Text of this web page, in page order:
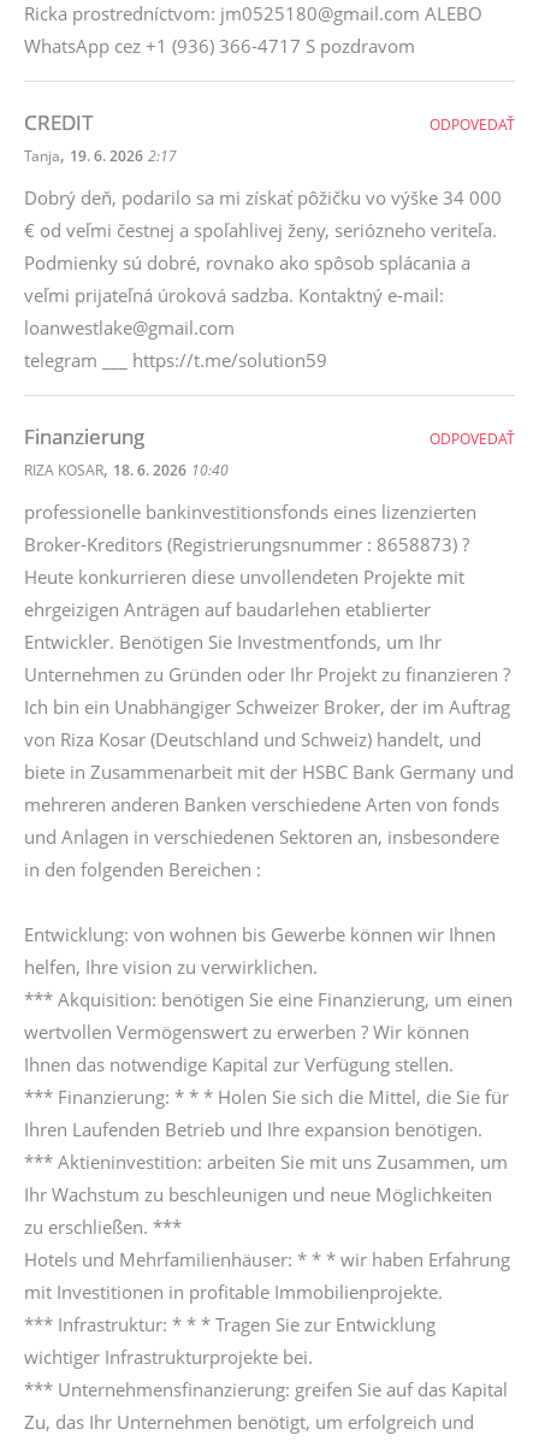
Ricka prostredníctvom: jm0525180@gmail.com ALEBO
WhatsApp cez +1 (936) 366-4717 S pozdravom
CREDIT
Tanja, 19. 6. 2026 2:17
Dobrý deň, podarilo sa mi získať pôžičku vo výške 34 000
€ od veľmi čestnej a spoľahlivej ženy, seriózneho veriteľa.
Podmienky sú dobré, rovnako ako spôsob splácania a
veľmi prijateľná úroková sadzba. Kontaktný e-mail:
loanwestlake@gmail.com
telegram ___ https://t.me/solution59
ODPOVEDAŤ
Finanzierung
RIZA KOSAR, 18. 6. 2026 10:40
professionelle bankinvestitionsfonds eines lizenzierten
Broker-Kreditors (Registrierungsnummer : 8658873) ?
Heute konkurrieren diese unvollendeten Projekte mit
ehrgeizigen Anträgen auf baudarlehen etablierter
Entwickler. Benötigen Sie Investmentfonds, um Ihr
Unternehmen zu Gründen oder Ihr Projekt zu finanzieren ?
Ich bin ein Unabhängiger Schweizer Broker, der im Auftrag
von Riza Kosar (Deutschland und Schweiz) handelt, und
biete in Zusammenarbeit mit der HSBC Bank Germany und
mehreren anderen Banken verschiedene Arten von fonds
und Anlagen in verschiedenen Sektoren an, insbesondere
in den folgenden Bereichen :
Entwicklung: von wohnen bis Gewerbe können wir Ihnen
helfen, Ihre vision zu verwirklichen.
*** Akquisition: benötigen Sie eine Finanzierung, um einen
wertvollen Vermögenswert zu erwerben ? Wir können
Ihnen das notwendige Kapital zur Verfügung stellen.
*** Finanzierung: * * * Holen Sie sich die Mittel, die Sie für
Ihren Laufenden Betrieb und Ihre expansion benötigen.
*** Aktieninvestition: arbeiten Sie mit uns Zusammen, um
Ihr Wachstum zu beschleunigen und neue Möglichkeiten
zu erschließen. ***
Hotels und Mehrfamilienhäuser: * * * wir haben Erfahrung
mit Investitionen in profitable Immobilienprojekte.
*** Infrastruktur: * * * Tragen Sie zur Entwicklung
wichtiger Infrastrukturprojekte bei.
*** Unternehmensfinanzierung: greifen Sie auf das Kapital
Zu, das Ihr Unternehmen benötigt, um erfolgreich und
ODPOVEDAŤ